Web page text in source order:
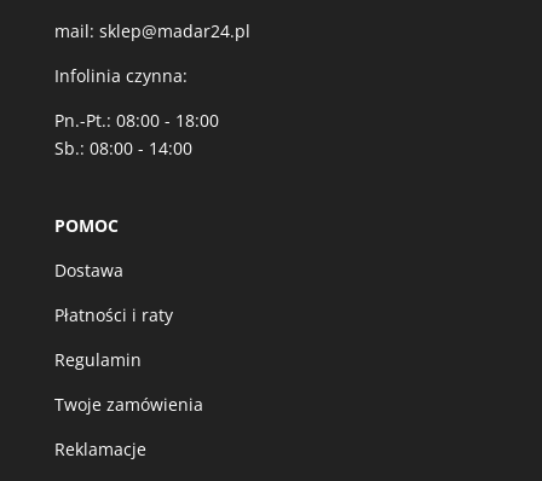
mail: sklep@madar24.pl
Infolinia czynna:
Pn.-Pt.: 08:00 - 18:00
Sb.: 08:00 - 14:00
POMOC
Dostawa
Płatności i raty
Regulamin
Twoje zamówienia
Reklamacje